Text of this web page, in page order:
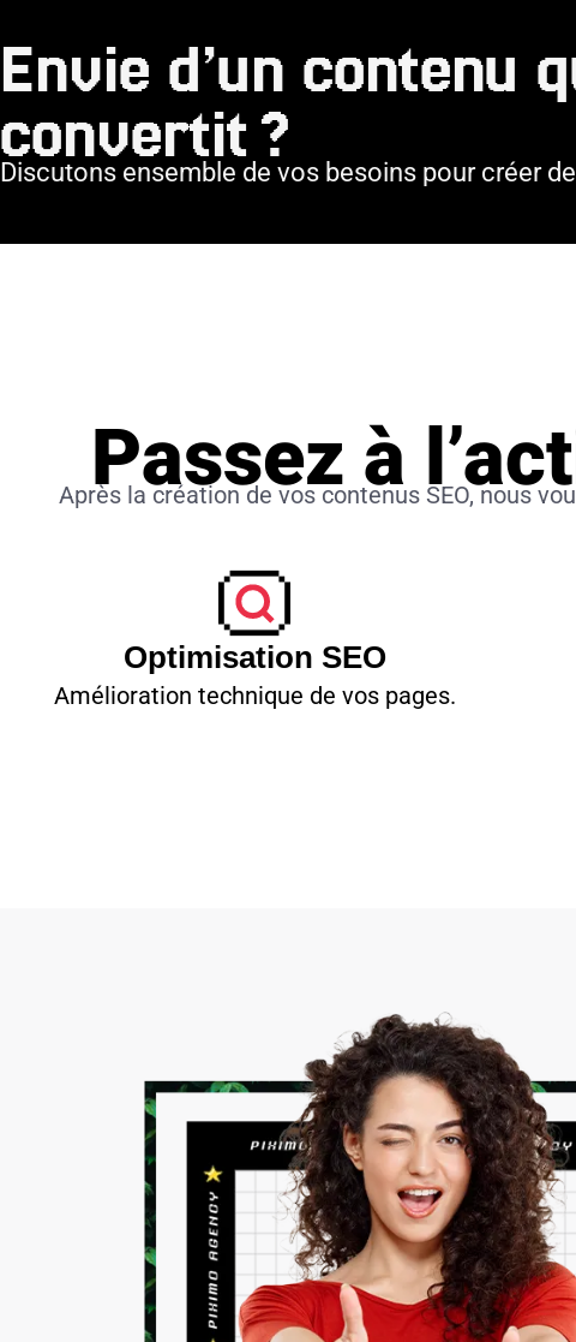
Envie d’un contenu
convertit ?
Discutons ensemble de vos besoins pour créer
Optimisation SEO
Amélioration technique de vos pages.
Après la création de vos contenus SEO, nous
Passez à